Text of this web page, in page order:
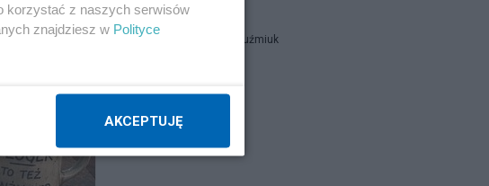
Zbigniew Kuźmiuk
Napisz notkę
korzystać z naszych serwisów
znajdziesz w Polityce
AKCEPTUJĘ